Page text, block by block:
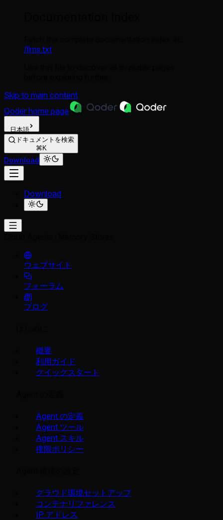
/llms.txt
Skip to main content
Qoder home page
日本語
ドキュメントを検索
⌘K
Download
Download
ウェブサイト
フォーラム
ブログ
概要
利用ガイド
クイックスタート
Agent の定義
Agent ツール
Agent スキル
権限ポリシー
クラウド環境セットアップ
コンテナリファレンス
IP アドレス